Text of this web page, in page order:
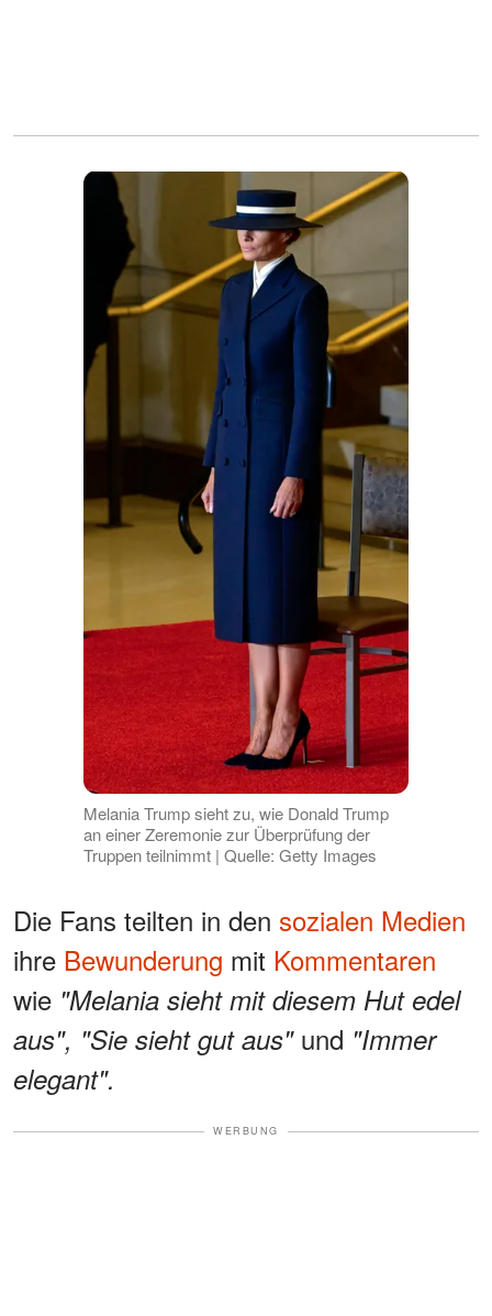
Melania Trump sieht zu, wie Donald Trump
an einer Zeremonie zur Überprüfung der
Truppen teilnimmt | Quelle: Getty Images
Die Fans teilten in den sozialen Medien
ihre Bewunderung mit Kommentaren
wie "Melania sieht mit diesem Hut edel
aus", "Sie sieht gut aus" und "Immer
elegant".
WERBUNG